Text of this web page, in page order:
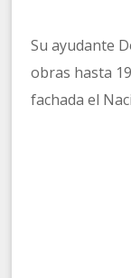
Su ayudante
obras hasta
fachada el